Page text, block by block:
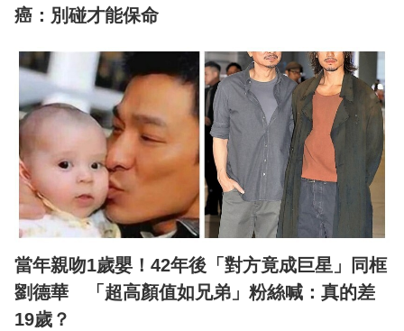
癌：別碰才能保命
當年親吻1歲嬰！42年後「對方竟成巨星」同框
劉德華 「超高顏值如兄弟」粉絲喊：真的差
19歲？